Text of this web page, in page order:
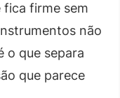
fica firme sem
não
o que separa
que parece